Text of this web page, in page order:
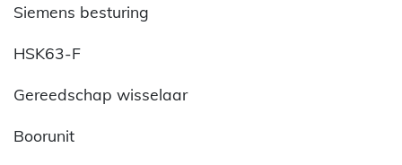
Siemens besturing
HSK63-F
Gereedschap wisselaar
Boorunit